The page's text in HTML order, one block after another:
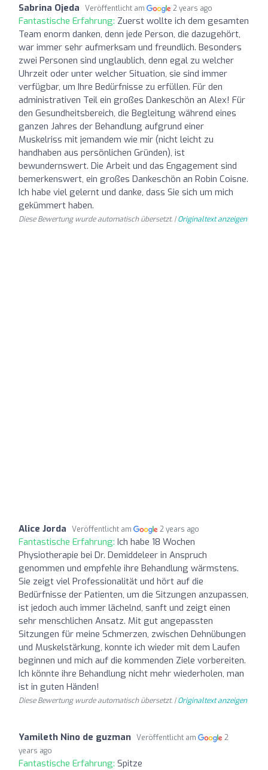
Sabrina Ojeda Veröffentlicht am 2 years ago
Fantastische Erfahrung: Zuerst wollte ich dem gesamten
Team enorm danken, denn jede Person, die dazugehört,
war immer sehr aufmerksam und freundlich. Besonders
zwei Personen sind unglaublich, denn egal zu welcher
Uhrzeit oder unter welcher Situation, sie sind immer
verfügbar, um Ihre Bedürfnisse zu erfüllen. Für den
administrativen Teil ein großes Dankeschön an Alex! Für
den Gesundheitsbereich, die Begleitung während eines
ganzen Jahres der Behandlung aufgrund einer
Muskelriss mit jemandem wie mir (nicht leicht zu
handhaben aus persönlichen Gründen), ist
bewundernswert. Die Arbeit und das Engagement sind
bemerkenswert, ein großes Dankeschön an Robin Coisne.
Ich habe viel gelernt und danke, dass Sie sich um mich
gekümmert haben.
Diese Bewertung wurde automatisch übersetzt. |Originaltext anzeigen
Alice Jorda Veröffentlicht am 2 years ago
Fantastische Erfahrung: Ich habe 18 Wochen
Physiotherapie bei Dr. Demiddeleer in Anspruch
genommen und empfehle ihre Behandlung wärmstens.
Sie zeigt viel Professionalität und hört auf die
Bedürfnisse der Patienten, um die Sitzungen anzupassen,
ist jedoch auch immer lächelnd, sanft und zeigt einen
sehr menschlichen Ansatz. Mit gut angepassten
Sitzungen für meine Schmerzen, zwischen Dehnübungen
und Muskelstärkung, konnte ich wieder mit dem Laufen
beginnen und mich auf die kommenden Ziele vorbereiten.
Ich könnte ihre Behandlung nicht mehr wiederholen, man
ist in guten Händen!
Diese Bewertung wurde automatisch übersetzt. |Originaltext anzeigen
Yamileth Nino de guzman Veröffentlicht am
2
years ago
Fantastische Erfahrung: Spitze